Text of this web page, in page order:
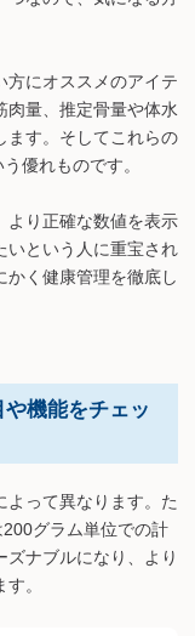
方にオススメのアイテ
肉量、推定骨量や体水
ます。そしてこれらの
優れものです。
より正確な数値を表示
いという人に重宝され
かく健康管理を徹底し
機能をチェッ
って異なります。た
グラム単位での計
ナブルになり、より
。